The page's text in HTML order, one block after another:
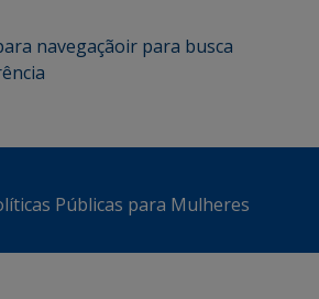
navegaçãoir para busca
Públicas para Mulheres